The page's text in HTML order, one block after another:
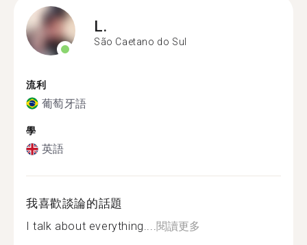
L.
São Caetano do Sul
流利
葡萄牙語
學
英語
我喜歡談論的話題
I talk about everything....閱讀更多